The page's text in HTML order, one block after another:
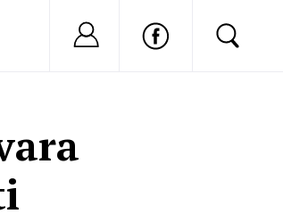
Nu ai cont?